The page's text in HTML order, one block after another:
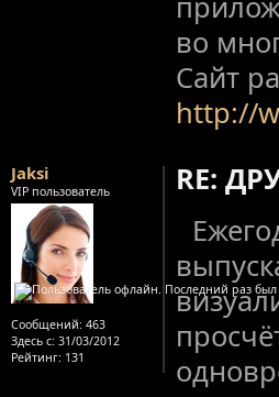
во
Сайт
http://
Jaksi
VIP пользователь
Сообщений: 463
Здесь с: 31/03/2012
Рейтинг: 131
RE: